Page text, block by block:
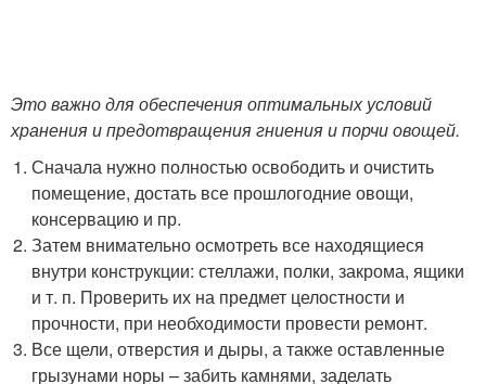
Это важно для обеспечения оптимальных условий
хранения и предотвращения гниения и порчи овощей.
Сначала нужно полностью освободить и очистить
помещение, достать все прошлогодние овощи,
консервацию и пр.
Затем внимательно осмотреть все находящиеся
внутри конструкции: стеллажи, полки, закрома, ящики
и т. п. Проверить их на предмет целостности и
прочности, при необходимости провести ремонт.
Все щели, отверстия и дыры, а также оставленные
грызунами норы – забить камнями, заделать